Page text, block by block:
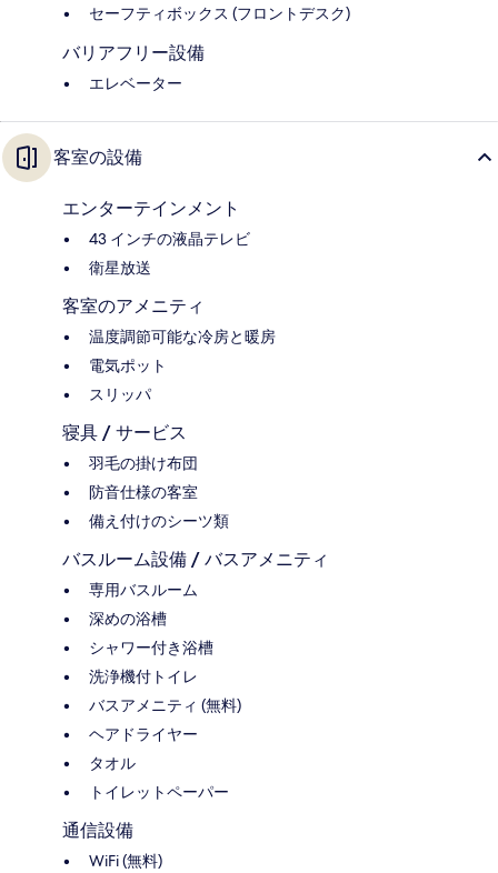
セーフティボックス (フロントデスク)
バリアフリー設備
エレベーター
客室の設備
エンターテインメント
43 インチの液晶テレビ
衛星放送
客室のアメニティ
温度調節可能な冷房と暖房
電気ポット
スリッパ
寝具 / サービス
羽毛の掛け布団
防音仕様の客室
備え付けのシーツ類
バスルーム設備 / バスアメニティ
専用バスルーム
深めの浴槽
シャワー付き浴槽
洗浄機付トイレ
バスアメニティ (無料)
ヘアドライヤー
タオル
トイレットペーパー
通信設備
WiFi (無料)